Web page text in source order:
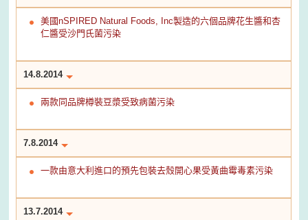
美國nSPIRED Natural Foods, Inc製造的六個品牌花生醬和杏
仁醬受沙門氏菌污染
14.8.2014
兩款同品牌樽裝豆漿受致病菌污染
7.8.2014
一款由意大利進口的預先包裝去殼開心果受黃曲霉毒素污染
13.7.2014